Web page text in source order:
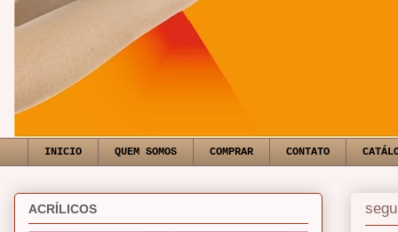
INICIO QUEM SOMOS COMPRAR CONTATO
ACRÍLICOS